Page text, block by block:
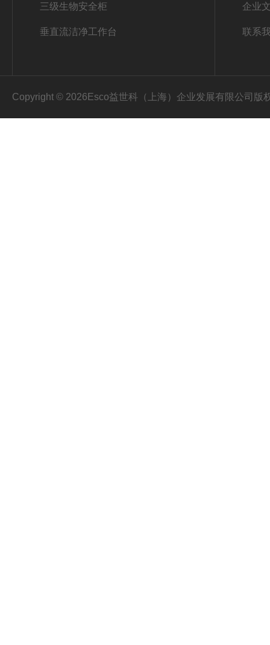
三级生物安全柜
垂直流洁净工作台
企业
联系
Copyright © 2026Esco益世科（上海）企业发展有限公司